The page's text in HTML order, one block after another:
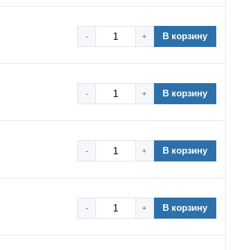
для организации кабельных трасс,
гарантирует повышенную устойчивость к
делают эти стяжки идеальным выбором
tie черная, крепление для проводов PA 6.6,
- + В корзину
- + В корзину
- + В корзину
- + В корзину